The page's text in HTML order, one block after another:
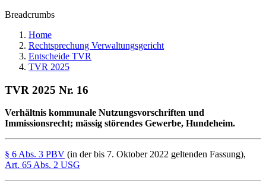
Breadcrumbs
Home
Rechtsprechung Verwaltungsgericht
Entscheide TVR
TVR 2025
TVR 2025 Nr. 16
Verhältnis kommunale Nutzungsvorschriften und
Immissionsrecht; mässig störendes Gewerbe, Hundeheim.
§ 6 Abs. 3 PBV (in der bis 7. Oktober 2022 geltenden Fassung),
Art. 65 Abs. 2 USG